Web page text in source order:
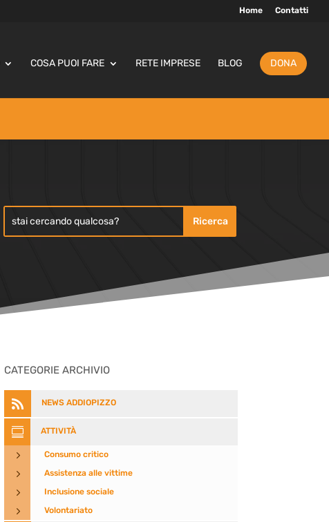
Home Contatti
COSA PUOI FARE RETE IMPRESE BLOG DONA
CATEGORIE ARCHIVIO
 NEWS ADDIOPIZZO
 ATTIVITÀ
5 Consumo critico
5 Assistenza alle vittime
5 Inclusione sociale
5 Volontariato